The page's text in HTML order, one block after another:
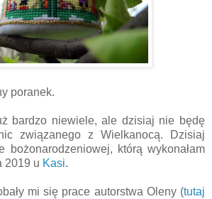
poranek.
bardzo niewiele, ale dzisiaj nie będę
związanego z Wielkanocą. Dzisiaj
bożonarodzeniowej, którą wykonałam
2019 u Kasi.
mi się prace autorstwa Oleny (tutaj